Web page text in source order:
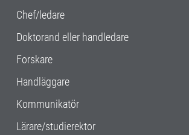
Chef/ledare
Doktorand eller handledare
Forskare
Handläggare
Kommunikatör
Lärare/studierektor